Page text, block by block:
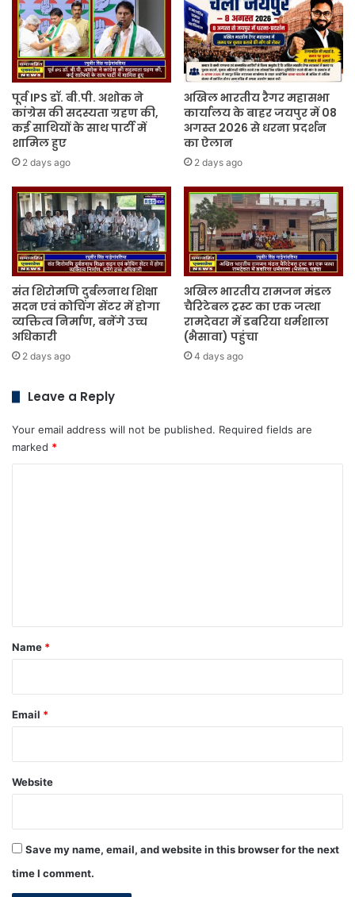
पूर्व IPS डॉ. बी.पी. अशोक ने
कांग्रेस की सदस्यता ग्रहण की,
कई साथियों के साथ पार्टी में
शामिल हुए
2 days ago
अखिल भारतीय रैगर महासभा
कार्यालय के बाहर जयपुर में 08
अगस्त 2026 से धरना प्रदर्शन
का ऐलान
2 days ago
संत शिरोमणि दुर्बलनाथ शिक्षा
सदन एवं कोचिंग सेंटर में होगा
व्यक्तित्व निर्माण, बनेंगे उच्च
अधिकारी
2 days ago
अखिल भारतीय रामजन मंडल
चैरिटेबल ट्रस्ट का एक जत्था
रामदेवरा में डबरिया धर्मशाला
(भैसावा) पहुंचा
4 days ago
Leave a Reply
Your email address will not be published. Required fields are
marked *
*
Name *
Email *
Website
Save my name, email, and website in this browser for the next
time I comment.